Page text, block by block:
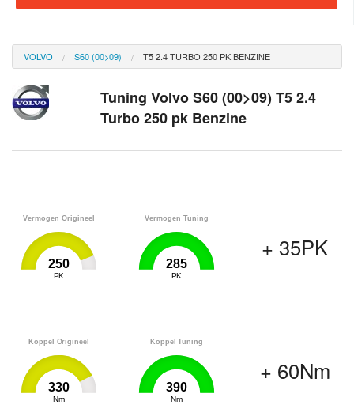
VOLVO S60 (00>09) T5 2.4 TURBO 250 PK BENZINE
Tuning Volvo S60 (00>09) T5 2.4
Turbo 250 pk Benzine
Vermogen Origineel
250
PK
Vermogen Tuning
285
PK
+ 35PK
Koppel Origineel
330
Nm
Koppel Tuning
390
Nm
+ 60Nm